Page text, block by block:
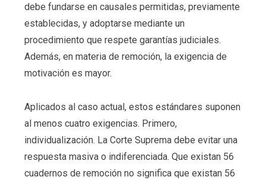
debe fundarse en causales permitidas, previamente
establecidas, y adoptarse mediante un
procedimiento que respete garantías judiciales.
Además, en materia de remoción, la exigencia de
motivación es mayor.
Aplicados al caso actual, estos estándares suponen
al menos cuatro exigencias. Primero,
individualización. La Corte Suprema debe evitar una
respuesta masiva o indiferenciada. Que existan 56
cuadernos de remoción no significa que existan 56